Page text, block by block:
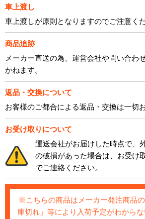
車上渡し
車上渡しが原則となりますのでご注意くだ
商品追跡
メーカー直送の為、運営会社や問い合わ
かねます。
返品・交換について
お客様のご都合による返品・交換は一切
お受け取りについて
運送会社がお届けした時点で、
の破損があった場合は、お受け
でご連絡ください。
※こちらの商品はメーカー発注商品
庫切れ」等により入荷予定がわから